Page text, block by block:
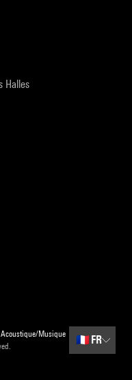
Halles
Acoustique/Musique
🇫🇷 FR